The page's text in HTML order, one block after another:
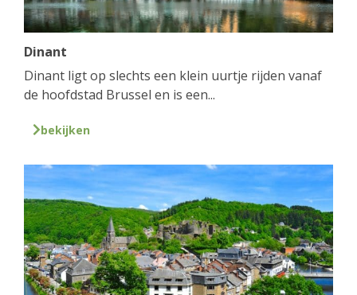
Dinant
Dinant ligt op slechts een klein uurtje rijden vanaf
de hoofdstad Brussel en is een...
bekijken